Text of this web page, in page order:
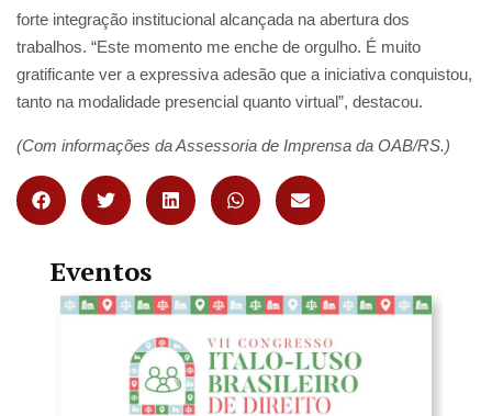
forte integração institucional alcançada na abertura dos
trabalhos. “Este momento me enche de orgulho. É muito
gratificante ver a expressiva adesão que a iniciativa conquistou,
tanto na modalidade presencial quanto virtual”, destacou.
(Com informações da Assessoria de Imprensa da OAB/RS.)
Eventos